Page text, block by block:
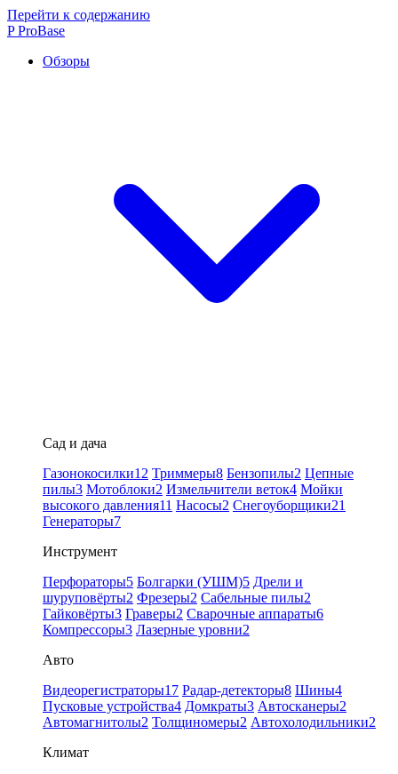
Перейти к содержанию
P ProBase
Обзоры
Сад и дача
Газонокосилки12 Триммеры8 Бензопилы2 Цепные
пилы3 Мотоблоки2 Измельчители веток4 Мойки
высокого давления11 Насосы2 Снегоуборщики21
Генераторы7
Инструмент
Перфораторы5 Болгарки (УШМ)5 Дрели и
шуруповёрты2 Фрезеры2 Сабельные пилы2
Гайковёрты3 Граверы2 Сварочные аппараты6
Компрессоры3 Лазерные уровни2
Авто
Видеорегистраторы17 Радар-детекторы8 Шины4
Пусковые устройства4 Домкраты3 Автосканеры2
Автомагнитолы2 Толщиномеры2 Автохолодильники2
Климат